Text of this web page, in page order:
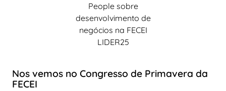
People sobre
desenvolvimento de
negócios na FECEI
LIDER25
Nos vemos no Congresso de Primavera da
FECEI